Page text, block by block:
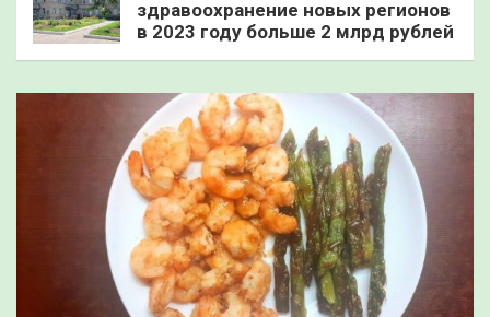
здравоохранение новых регионов
в 2023 году больше 2 млрд рублей